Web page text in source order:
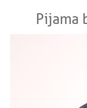
Pijama